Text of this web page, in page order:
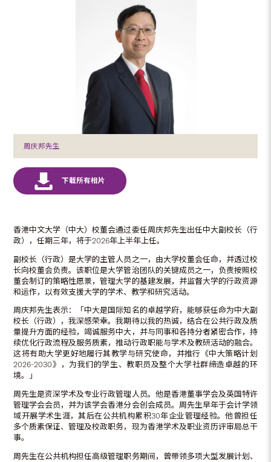
周庆邦先生
香港中文大学（中大）校董会通过委任周庆邦先生出任中大副校长（行
政），任期三年，将于2026年上半年上任。
副校长（行政）是大学的主管人员之一，由大学校董会任命，并透过校
长向校董会负责。该职位是大学管治团队的关键成员之一，负责按照校
董会制订的策略性愿景，管理大学的基建发展，并监督大学的行政资源
和运作，以有效支援大学的学术、教学和研究活动。
周庆邦先生表示：「中大是国际知名的卓越学府，能够获任命为中大副
校长（行政），我深感荣幸。我期待以我的热诚，结合在公共行政及质
量提升方面的经验，竭诚服务中大，并与同事和各持分者紧密合作，持
续优化行政流程及服务质素，推动行政职能与学术及教研活动的融合。
这将有助大学更好地履行其教学与研究使命，并推行《中大策略计划
2026-2030》，为我们的学生、教职员及整个大学社群缔造卓越的环
境。」
周先生是资深学术及专业行政管理人员。他是香港董事学会及英国特许
管理学会会员，并为该学会香港分会创会成员。周先生早年于会计学领
域开展学术生涯，其后在公共机构累积30年企业管理经验。他曾担任
多个质素保证、管理及校政职务，现为香港学术及职业资历评审局总干
事。
周先生在公共机构担任高级管理职务期间，曾带领多项大型发展计划、